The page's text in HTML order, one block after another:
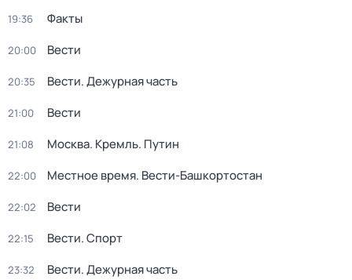
19:36 Факты
20:00 Вести
20:35 Вести. Дежурная часть
21:00 Вести
21:08 Москва. Кремль. Путин
22:00 Местное время. Вести-Башкортостан
22:02 Вести
22:15 Вести. Спорт
23:32 Вести. Дежурная часть